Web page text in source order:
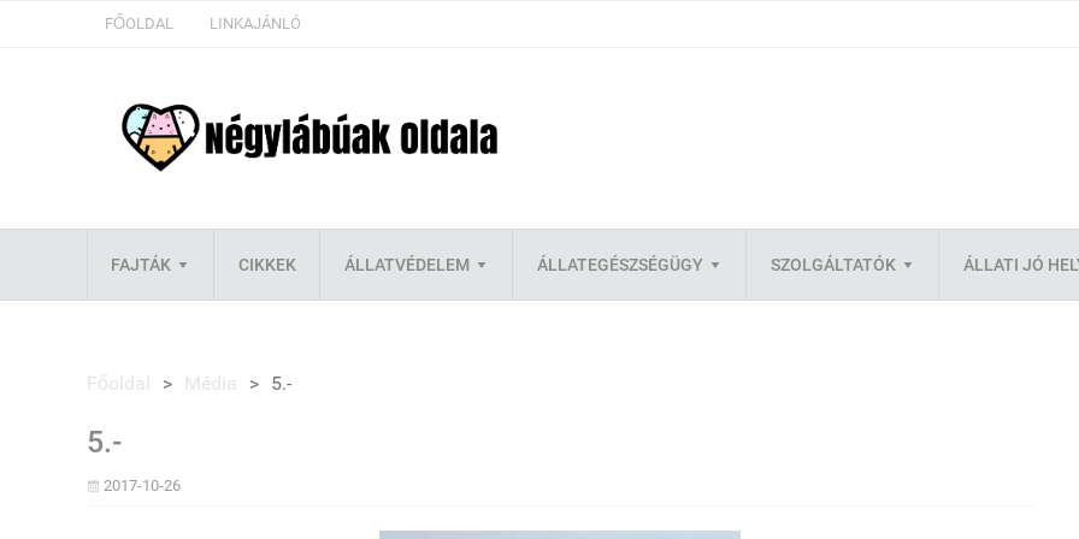
FŐOLDAL LINKAJÁNLÓ
FAJTÁK CIKKEK ÁLLATVÉDELEM ÁLLATEGÉSZSÉGÜGY SZOLGÁLTATÓK ÁLLATI JÓ
Főoldal > Média > 5.-
5.-
2017-10-26